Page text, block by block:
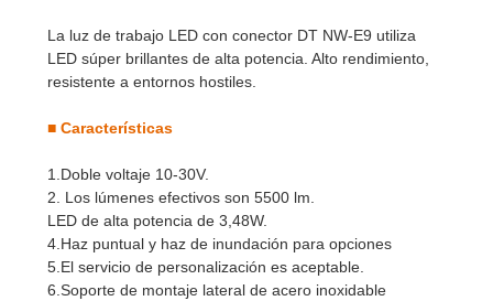
La luz de trabajo LED con conector DT NW-E9 utiliza
LED súper brillantes de alta potencia. Alto rendimiento,
resistente a entornos hostiles.
■ Características
1.Doble voltaje 10-30V.
2. Los lúmenes efectivos son 5500 lm.
LED de alta potencia de 3,48W.
4.Haz puntual y haz de inundación para opciones
5.El servicio de personalización es aceptable.
6.Soporte de montaje lateral de acero inoxidable